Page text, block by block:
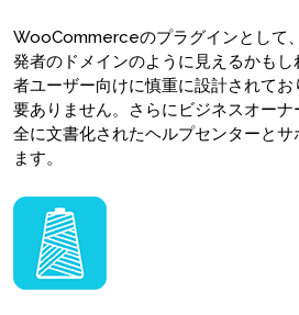
WooCommerceのプラグインとして
発者のドメインのように見えるかも
者ユーザー向けに慎重に設計されて
要ありません。さらにビジネスオー
全に文書化されたヘルプセンターとサ
ます。